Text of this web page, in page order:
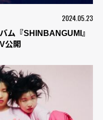
2024.05.23
ム『SHINBANGUMI』
公開